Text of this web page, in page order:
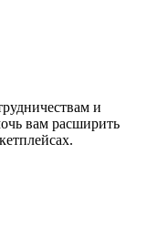
и
вам расширить